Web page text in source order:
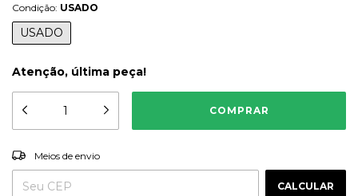
Condição: USADO
USADO
Atenção, última peça!
Entregas para o CEP:
Meios de envio
CALCULAR